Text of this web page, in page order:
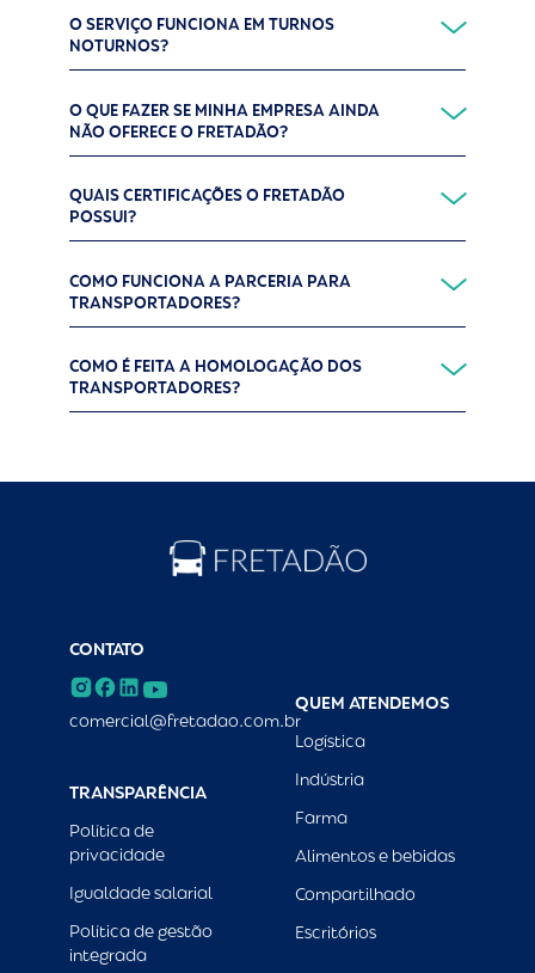
O SERVIÇO FUNCIONA EM TURNOS
NOTURNOS?
O QUE FAZER SE MINHA EMPRESA AINDA
NÃO OFERECE O FRETADÃO?
QUAIS CERTIFICAÇÕES O FRETADÃO
POSSUI?
COMO FUNCIONA A PARCERIA PARA
TRANSPORTADORES?
COMO É FEITA A HOMOLOGAÇÃO DOS
TRANSPORTADORES?
CONTATO
comercial@fretadao.com.br
TRANSPARÊNCIA
Política de
privacidade
Igualdade salarial
Política de gestão
integrada
QUEM ATENDEMOS
Logística
Indústria
Farma
Alimentos e bebidas
Compartilhado
Escritórios